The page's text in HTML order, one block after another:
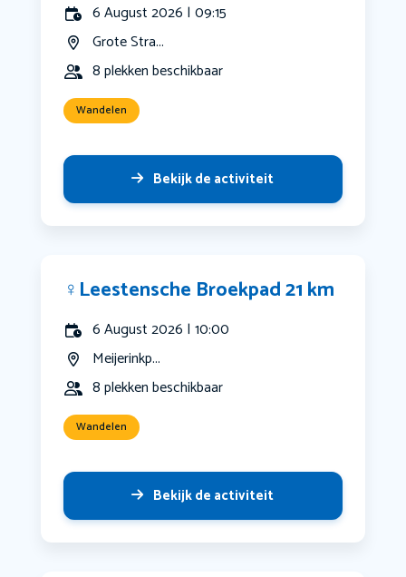
6 August 2026 | 09:15
Grote Stra...
8 plekken beschikbaar
Wandelen
Bekijk de activiteit
‍♀️Leestensche Broekpad 21 km
6 August 2026 | 10:00
Meijerinkp...
8 plekken beschikbaar
Wandelen
Bekijk de activiteit